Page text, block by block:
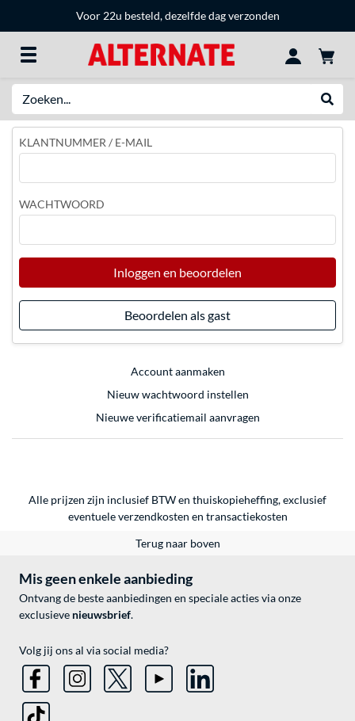
Voor 22u besteld, dezelfde dag verzonden
KLANTNUMMER / E-MAIL
WACHTWOORD
Inloggen en beoordelen
Beoordelen als gast
Account aanmaken
Nieuw wachtwoord instellen
Nieuwe verificatiemail aanvragen
Alle prijzen zijn inclusief BTW en thuiskopieheffing, exclusief
eventueleverzendkosten en transactiekosten
Terug naar boven
Mis geen enkele aanbieding
Ontvang de beste aanbiedingen en speciale acties via onze
exclusieve nieuwsbrief.
Volg jij ons al via social media?